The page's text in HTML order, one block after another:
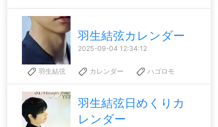
羽生結弦カレンダー
2025-09-04 12:34:12
羽生結弦 カレンダー ハゴロモ
羽生結弦日めくりカ
レンダー